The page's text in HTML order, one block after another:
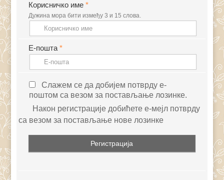
Корисничко име*
Дужина мора бити између 3 и 15 слова.
Е-пошта*
Слажем се да добијем потврду е-
поштом са везом за постављање лозинке.
Након регистрације добићете е-мејл потврду
са везом за постављање нове лозинке